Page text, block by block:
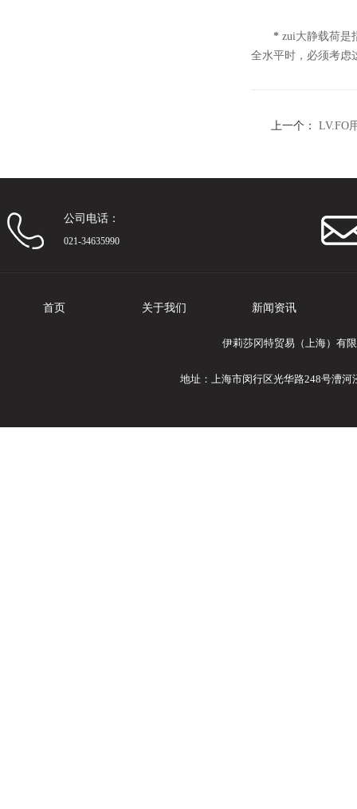
* zui大静载荷是
全水平时，必须考虑
上一个： LV.FO
公司电话：
021-34635990
首页 关于我们 新闻资讯
伊莉莎冈特贸易（上海）有
地址：上海市闵行区光华路248号漕